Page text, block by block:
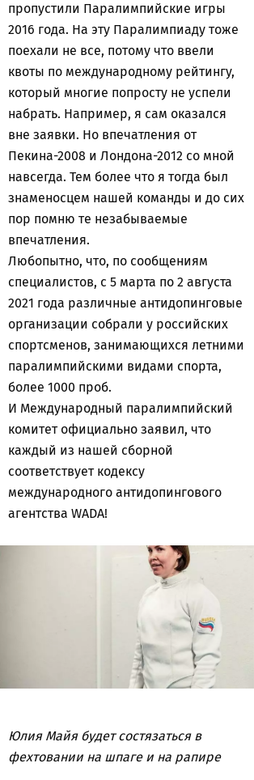
пропустили Паралимпийские игры
2016 года. На эту Паралимпиаду тоже
поехали не все, потому что ввели
квоты по международному рейтингу,
который многие попросту не успели
набрать. Например, я сам оказался
вне заявки. Но впечатления от
Пекина-2008 и Лондона-2012 со мной
навсегда. Тем более что я тогда был
знаменосцем нашей команды и до сих
пор помню те незабываемые
впечатления.
Любопытно, что, по сообщениям
специалистов, с 5 марта по 2 августа
2021 года различные антидопинговые
организации собрали у российских
спортсменов, занимающихся летними
паралимпийскими видами спорта,
более 1000 проб.
И Международный паралимпийский
комитет официально заявил, что
каждый из нашей сборной
соответствует кодексу
международного антидопингового
агентства WADA!
Юлия Майя будет состязаться в
фехтовании на шпаге и на рапире